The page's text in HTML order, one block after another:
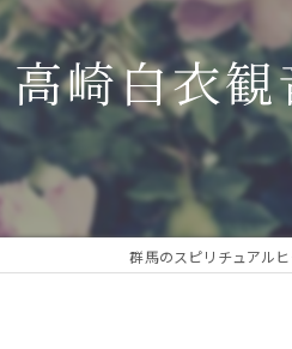
高崎白衣
群馬のスピリチュアル